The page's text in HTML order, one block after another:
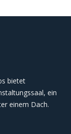
bietet
ein
einem Dach.